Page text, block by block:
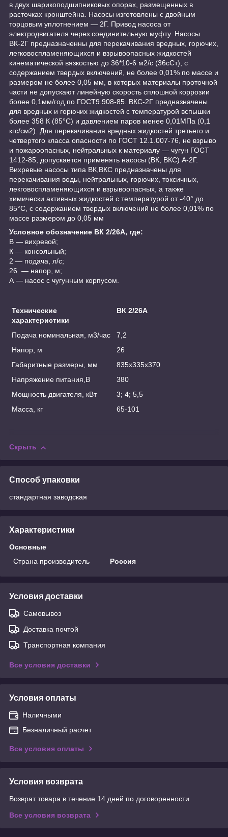
в двух шарикоподшипниковых опорах, размещенных в
расточках кронштейна. Насосы изготовлены с двойным
торцовым уплотнением ― 2Г. Привод насоса от
электродвигателя через соединительную муфту. Насосы
ВК-2Г предназначенны для перекачивания вредных, горючих,
легковоспламеняющихся и взрывоопасных жидкостей
кинематической вязкостью до 36*10-6 м2/с (36сСт), с
содержанием твердых включений, не более 0,01% по массе и
размером не более 0,05 мм, в которых материалы проточной
части не допускают линейную скорость сплошной коррозии
более 0,1мм/год по ГОСТ9.908-85. ВКС-2Г предназначены
для вредных и горючих жидкостей с температурой вспышки
более 358 К (85°С) и давлением паров менее 0,01МПа (0,1
кгс/см2). Для перекачивания вредных жидкостей третьего и
четвертого класса опасности по ГОСТ 12.1.007-76, не взрыво
и пожароопасных, нейтральных к материалу ― чугун ГОСТ
1412-85, допускается применять насосы (ВК, ВКС) А-2Г.
Вихревые насосы типа ВК,ВКС предназначены для
перекачивания воды, нейтральных, горючих, токсичных,
лекговоспламеняющихся и взрывоопасных, а также
химически активных жидкостей с температурой от -40° до
85°С, с содержанием твердых включений не более 0,01% по
массе размером до 0,05 мм
Условное обозначение ВК 2/26А, где:
В — вихревой;
К — консольный;
2 — подача, л/с;
26 — напор, м;
А — насос с чугунным корпусом.
Технические
характеристики
ВК 2/26А
Подача номинальная, м3/час
7,2
Напор, м
26
Габаритные размеры, мм
835х335х370
Напряжение питания,В
380
Мощность двигателя, кВт
3; 4; 5,5
Масса, кг
65-101
Скрыть
Способ упаковки
стандартная заводская
Характеристики
Основные
Страна производитель
Россия
Условия доставки
Самовывоз
Доставка почтой
Транспортная компания
Все условия доставки
Условия оплаты
Наличными
Безналичный расчет
Все условия оплаты
Условия возврата
Возврат товара в течение 14 дней по договоренности
Все условия возврата